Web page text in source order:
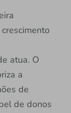
atua. O
a
de
de donos